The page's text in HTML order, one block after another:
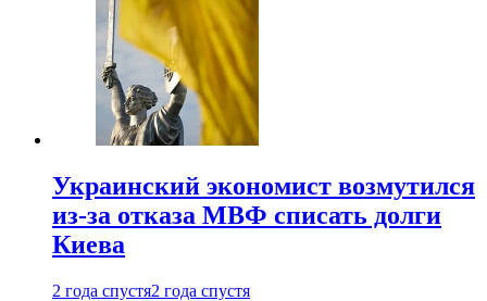
Украинский экономист возмутился
из-за отказа МВФ списать долги
Киева
2 года спустя2 года спустя